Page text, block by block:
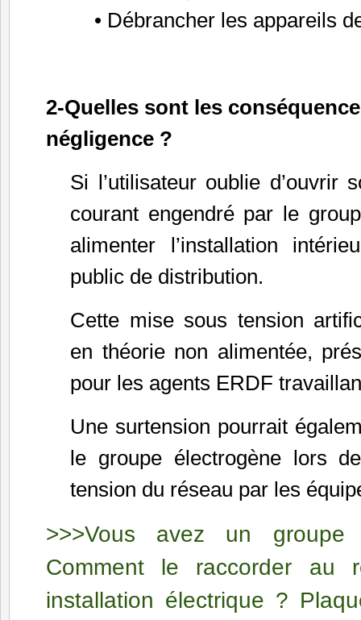
• Débrancher les appareils
2-Quelles sont les
négligence ?
Si l’utilisateur oublie d’ouvrir
courant engendré par le
alimenter l’installation
public de distribution.
Cette mise sous tension
en théorie non alimentée,
pour les agents ERDF
Une surtension pourrait
le groupe électrogène lors
tension du réseau par les
>>>Vous avez un groupe
Comment le raccorder au
installation électrique ?